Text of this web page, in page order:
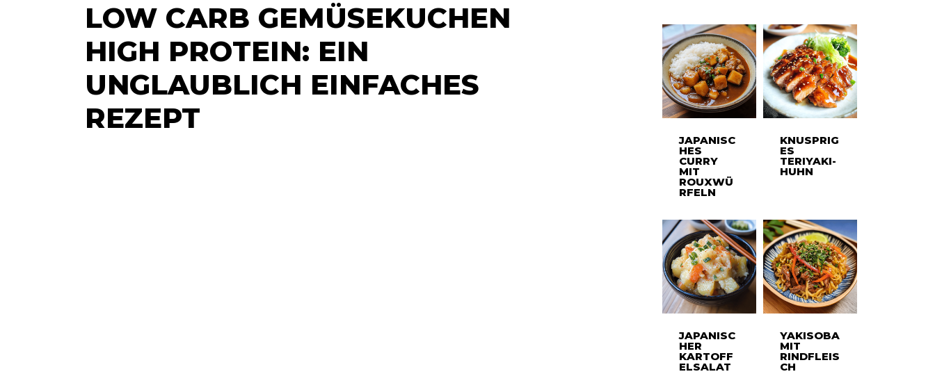
LOW CARB GEMÜSEKUCHEN
HIGH PROTEIN: EIN
UNGLAUBLICH EINFACHES
REZEPT
JAPANISC
HES
CURRY
MIT
ROUXWÜ
RFELN
KNUSPRIG
ES
TERIYAKI-
HUHN
JAPANISC
HER
KARTOFF
ELSALAT
YAKISOBA
MIT
RINDFLEIS
CH